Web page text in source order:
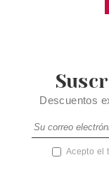
Descuentos
Acepto el